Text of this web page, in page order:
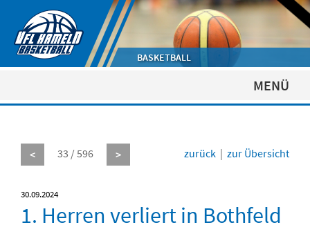
BASKETBALL
MENÜ
< 33 / 596 > zurück | zur Übersicht
30.09.2024
1. Herren verliert in Bothfeld